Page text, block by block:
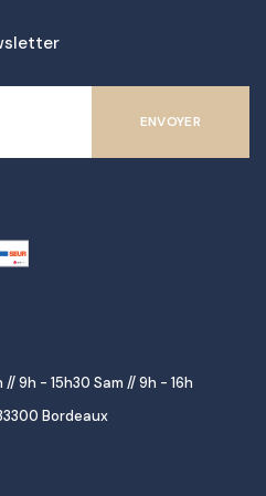
9h - 15h30 Sam // 9h - 16h
Bordeaux